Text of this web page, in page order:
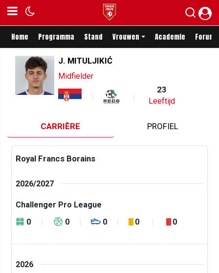
Home Programma Stand Vrouwen Academie Forum
J. MITULJIKIĆ
Midfielder
23
Leeftijd
CARRIÈRE PROFIEL
Royal Francs Borains
2026/2027
Challenger Pro League
0
0 0 0 0
2026